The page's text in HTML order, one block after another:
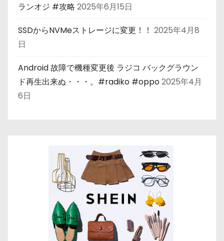
ランオジ #攻略 2025年6月15日
SSDからNVMeストレージに変更！！ 2025年4月8
日
Android 故障で機種変更後 ラジコ バックグラウン
ド再生出来ぬ・・・。#radiko #oppo2025年4月
6日